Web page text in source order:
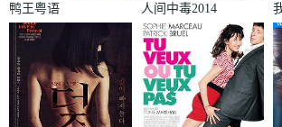
鸭王粤语 人间中毒2014